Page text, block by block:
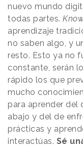
nuevo mundo
todas partes.
aprendizaje
no saben algo, y
resto. Esto ya no
constante, serán
rápido los que
mucho
para aprender del
abajo y del de
prácticas y
interactúas. Sé